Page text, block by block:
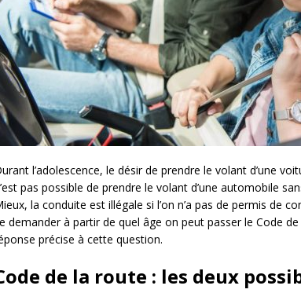
l’adolescence, le désir de prendre le volant d’une
pas possible de prendre le volant d’une automobile
la conduite est illégale si l’on n’a pas de permis de
demander à partir de quel âge on peut passer le Code
précise à cette question.
de la route : les deux